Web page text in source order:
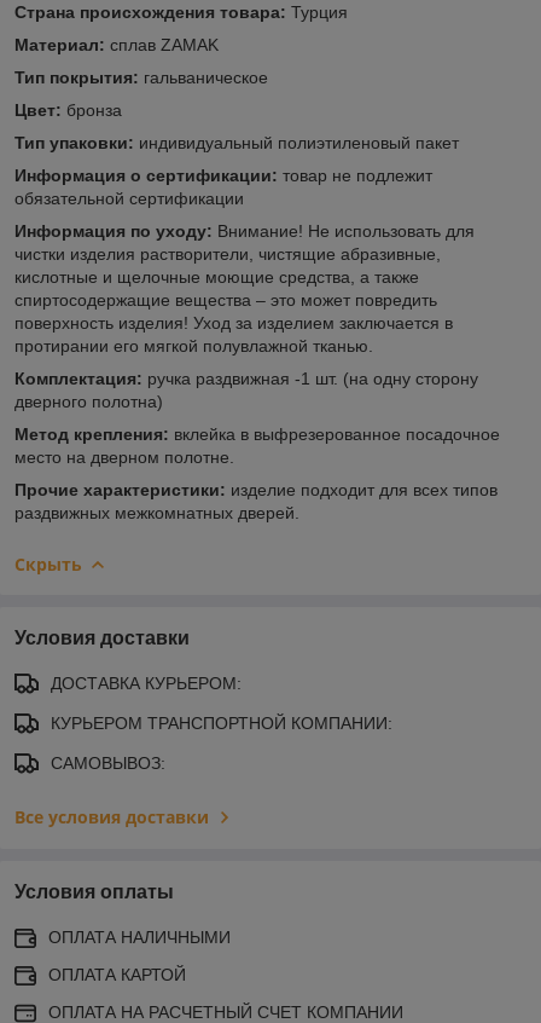
Страна происхождения товара: Турция
Материал: сплав ZAMAK
Тип покрытия: гальваническое
Цвет: бронза
Тип упаковки: индивидуальный полиэтиленовый пакет
Информация о сертификации: товар не подлежит
обязательной сертификации
Информация по уходу: Внимание! Не использовать для
чистки изделия растворители, чистящие абразивные,
кислотные и щелочные моющие средства, а также
спиртосодержащие вещества – это может повредить
поверхность изделия! Уход за изделием заключается в
протирании его мягкой полувлажной тканью.
Комплектация: ручка раздвижная -1 шт. (на одну сторону
дверного полотна)
Метод крепления: вклейка в выфрезерованное посадочное
место на дверном полотне.
Прочие характеристики: изделие подходит для всех типов
раздвижных межкомнатных дверей.
Скрыть
Условия доставки
ДОСТАВКА КУРЬЕРОМ:
КУРЬЕРОМ ТРАНСПОРТНОЙ КОМПАНИИ:
САМОВЫВОЗ:
Все условия доставки
Условия оплаты
ОПЛАТА НАЛИЧНЫМИ
ОПЛАТА КАРТОЙ
ОПЛАТА НА РАСЧЕТНЫЙ СЧЕТ КОМПАНИИ